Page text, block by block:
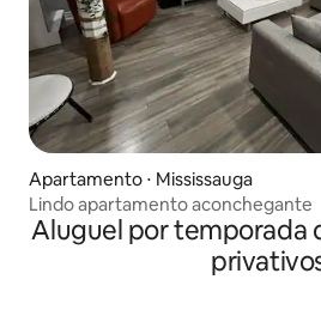
Apartamento ⋅ Mississauga
Lindo apartamento aconchegante
Aluguel por temporada